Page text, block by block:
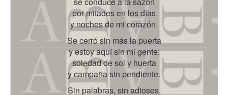
por mitades en los días
y noches de mi corazón.
Se cerró sin más la puerta
y estoy aquí sin mi gente:
soledad de sol y huerta
y campaña sin pendiente.
Sin palabras, sin adioses,